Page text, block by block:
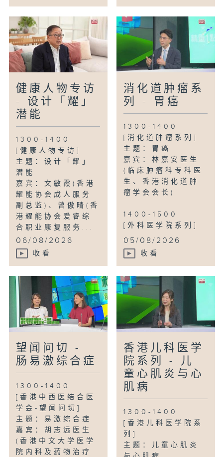
健康人物专访
- 设计「耀」
潜能
1300-1400
[健康人物专访]
主题：设计「耀」
潜能
嘉宾：文敏霞(香港
耀能协会成人服务
副总监)、曾傲晴(香
港耀能协会爱睿综
合职业康复服务...
06/08/2026
收看
消化道肿瘤系
列 - 胃癌
1300-1400
[消化道肿瘤系列]
主题：胃癌
嘉宾：林嘉安医生
(临床肿瘤科专科医
生、香港消化道肿
瘤学会会长)
1400-1500
[外科医学院系列]
...
05/08/2026
收看
望闻问切 -
肠易激综合症
1300-1400
[香港中西医结合医
学会-望闻问切]
主题：易激综合症
嘉宾：胡志远医生
(香港中文大学医学
院内科及药物治疗
香港儿科医学
院系列 - 儿
童心肌炎与心
肌病
1300-1400
[香港儿科医学院系
列]
主题：儿童心肌炎